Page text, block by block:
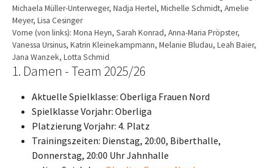
Michaela Müller-Unterweger, Nadja Hertel, Michelle Schmidt, Amelie
Meyer, Lisa Cesinger
Vorne (von links): Mona Heyn, Sarah Konrad, Anna-Maria Pröpster,
Vanessa Ursinus, Katrin Kleinekampmann, Melanie Bludau, Leah Baier,
Jana Wanzek, Lotta Schmid
1. Damen - Team 2025/26
Aktuelle Spielklasse: Oberliga Frauen Nord
Spielklasse Vorjahr: Oberliga
Platzierung Vorjahr: 4. Platz
Trainingszeiten: Dienstag, 20:00, Biberthalle,
Donnerstag, 20:00 Uhr Jahnhalle